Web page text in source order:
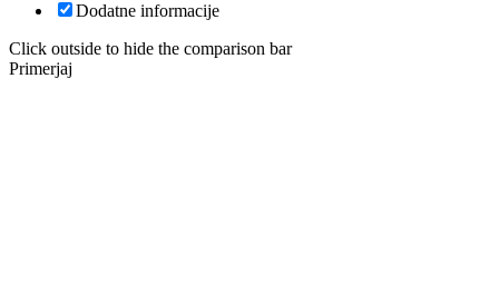
Dodatne informacije
Click outside to hide the comparison bar
Primerjaj